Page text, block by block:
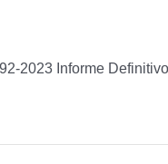
2023 Informe